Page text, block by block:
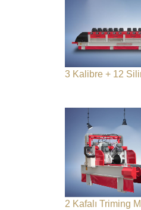
3 Kalibre + 12
2 Kafalı Triming